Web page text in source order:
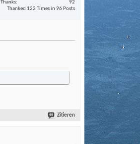
Thanks
92
Thanked 122 Times in 96 Posts
Zitieren